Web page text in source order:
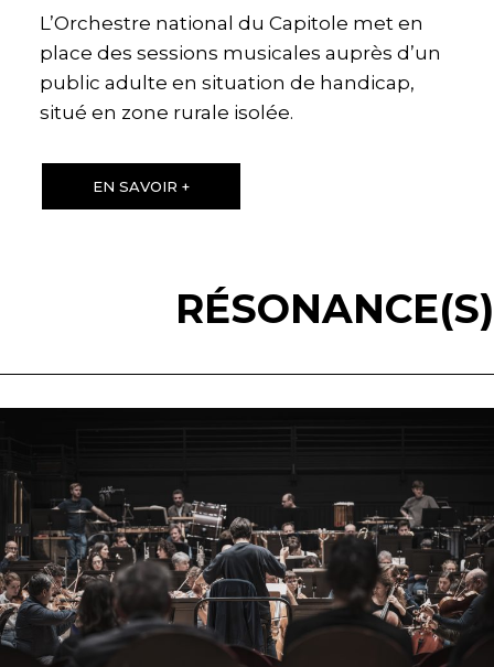
L’Orchestre national du Capitole met en
place des sessions musicales auprès d’un
public adulte en situation de handicap,
situé en zone rurale isolée.
EN SAVOIR +
RÉSONANCE(S)